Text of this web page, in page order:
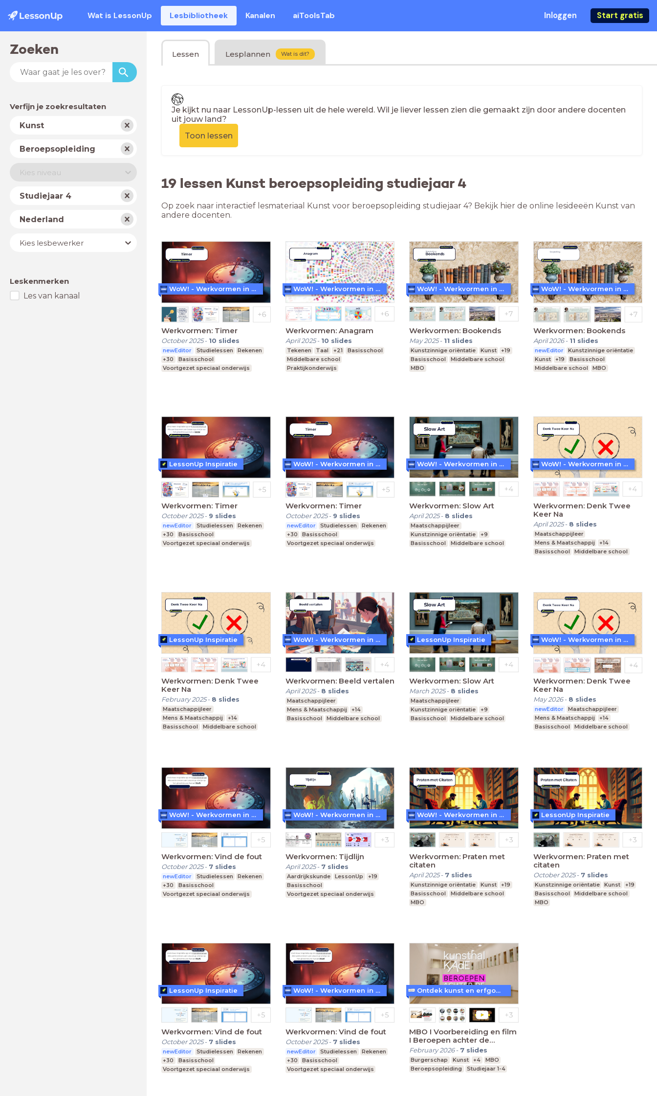
Wat is LessonUp Lesbibliotheek Kanalen aiToolsTab Inloggen Start gratis
Zoeken
Verfijn je zoekresultaten
VakKunst
Schooltype
Beroepsopleiding
Niveau
Kies niveau
JaarStudiejaar 4
LandNederland
Lesbewerker
Kies lesbewerker
Leskenmerken
Les van kanaal
Lessen Lesplannen Wat is dit?
Je kijkt nu naar LessonUp-lessen uit de hele wereld. Wil je liever lessen zien die gemaakt zijn door andere docenten
uit jouw land?
Toon lessen
19 lessen Kunst beroepsopleiding studiejaar 4
Op zoek naar interactief lesmateriaal Kunst voor beroepsopleiding studiejaar 4? Bekijk hier de online lesideeën Kunst van
andere docenten.
Werkvormen: Timer
October 2025- 10 slides
newEditor Studielessen
Rekenen
+30
Basisschool
Voortgezet speciaal onderwijs
WoW! - Werkvormen in LessonUp
Werkvormen: Anagram
April 2025- 10 slides
Tekenen Taal +21
Basisschool
Middelbare school
Praktijkonderwijs
WoW! - Werkvormen in LessonUp
Werkvormen: Bookends
May 2025- 11 slides
Kunstzinnige oriëntatie Kunst
+19
Basisschool
Middelbare school
MBO
WoW! - Werkvormen in LessonUp
Werkvormen: Bookends
April 2026- 11 slides
newEditor
Kunstzinnige oriëntatie
Kunst
+19
Basisschool
Middelbare school
MBO
WoW! - Werkvormen in LessonUp
Werkvormen: Timer
October 2025- 9 slides
newEditor Studielessen
Rekenen
+30
Basisschool
Voortgezet speciaal onderwijs
LessonUp Inspiratie
Werkvormen: Timer
October 2025- 9 slides
newEditor Studielessen
Rekenen
+30
Basisschool
Voortgezet speciaal onderwijs
WoW! - Werkvormen in LessonUp
Werkvormen: Slow Art
April 2025- 8 slides
Maatschappijleer
Kunstzinnige oriëntatie
+9
Basisschool
Middelbare school
WoW! - Werkvormen in LessonUp
Werkvormen: Denk Twee
Keer Na
April 2025- 8 slides
Maatschappijleer
Mens & Maatschappij
+14
Basisschool
Middelbare school
WoW! - Werkvormen in LessonUp
Werkvormen: Denk Twee
Keer Na
February 2025- 8 slides
Maatschappijleer
Mens & Maatschappij
+14
Basisschool
Middelbare school
LessonUp Inspiratie
Werkvormen: Beeld vertalen
April 2025- 8 slides
Maatschappijleer
Mens & Maatschappij
+14
Basisschool
Middelbare school
WoW! - Werkvormen in LessonUp
Werkvormen: Slow Art
March 2025- 8 slides
Maatschappijleer
Kunstzinnige oriëntatie
+9
Basisschool
Middelbare school
LessonUp Inspiratie
Werkvormen: Denk Twee
Keer Na
May 2026- 8 slides
newEditor
Maatschappijleer
Mens & Maatschappij
+14
Basisschool
Middelbare school
WoW! - Werkvormen in LessonUp
Werkvormen: Vind de fout
October 2025- 7 slides
newEditor Studielessen
Rekenen
+30
Basisschool
Voortgezet speciaal onderwijs
WoW! - Werkvormen in LessonUp
Werkvormen: Tijdlijn
April 2025- 7 slides
Aardrijkskunde LessonUp
+19
Basisschool
Voortgezet speciaal onderwijs
WoW! - Werkvormen in LessonUp
Werkvormen: Praten met
citaten
April 2025- 7 slides
Kunstzinnige oriëntatie Kunst
+19
Basisschool
Middelbare school
MBO
WoW! - Werkvormen in LessonUp
Werkvormen: Praten met
citaten
October 2025- 7 slides
Kunstzinnige oriëntatie Kunst
+19
Basisschool
Middelbare school
MBO
LessonUp Inspiratie
Werkvormen: Vind de fout
October 2025- 7 slides
newEditor Studielessen
Rekenen
+30
Basisschool
Voortgezet speciaal onderwijs
LessonUp Inspiratie
Werkvormen: Vind de fout
October 2025- 7 slides
newEditor Studielessen
Rekenen
+30
Basisschool
Voortgezet speciaal onderwijs
WoW! - Werkvormen in LessonUp
MBO I Voorbereiding en film
I Beroepen achter de
schermen
February 2026- 7 slides
Burgerschap Kunst +4
MBO
Beroepsopleiding
Studiejaar 1-4
Ontdek kunst en erfgoed in Amersfoort